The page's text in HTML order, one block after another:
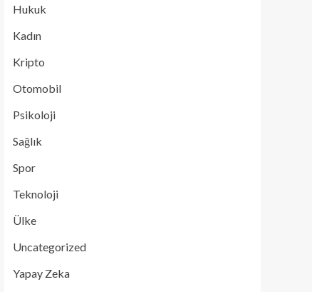
Hukuk
Kadın
Kripto
Otomobil
Psikoloji
Sağlık
Spor
Teknoloji
Ülke
Uncategorized
Yapay Zeka